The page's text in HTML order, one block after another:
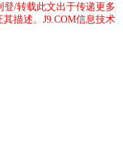
登/转载此文出于传递更多
描述。J9.COM信息技术